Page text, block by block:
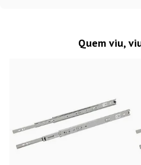
Quem viu,